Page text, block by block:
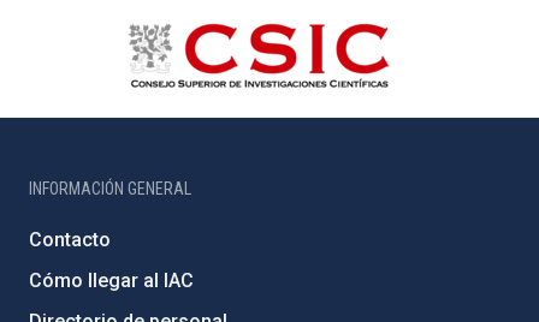
INFORMACIÓN GENERAL
Contacto
Cómo llegar al IAC